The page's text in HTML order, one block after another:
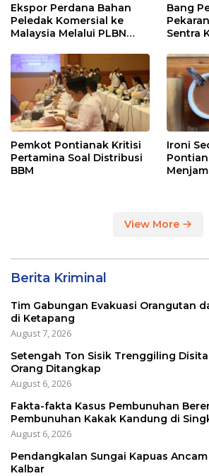
Ekspor Perdana Bahan
Peledak Komersial ke
Malaysia Melalui PLBN
Bang
Sentra
Pemkot Pontianak Kritisi
Pertamina Soal Distribusi
BBM
Ironi
View More
Berita Kriminal
Tim Gabungan Evakuasi Orangutan
di Ketapang
August 7, 2026
Setengah Ton Sisik Trenggiling
Orang Ditangkap
August 6, 2026
Fakta-fakta Kasus Pembunuhan
Pembunuhan Kakak Kandung di
August 6, 2026
Pendangkalan Sungai Kapuas
Kalbar